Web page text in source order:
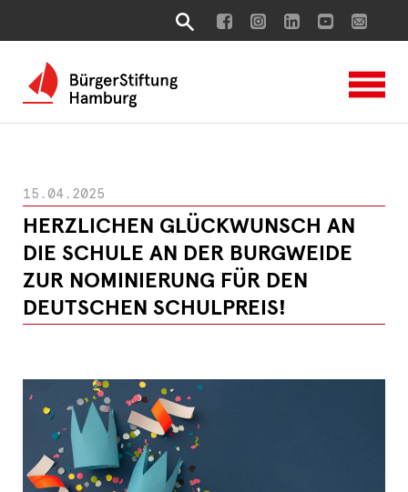
15.04.2025
HERZLICHEN GLÜCKWUNSCH AN
DIE SCHULE AN DER BURGWEIDE
ZUR NOMINIERUNG FÜR DEN
DEUTSCHEN SCHULPREIS!